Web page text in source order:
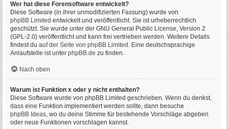
Wer hat diese Forensoftware entwickelt?
Diese Software (in ihrer unmodifizierten Fassung) wurde von
phpBB Limited entwickelt und veröffentlicht. Sie ist urheberrechtlich
geschützt. Sie wurde unter der GNU General Public License, Version 2
(GPL-2.0) veröffentlicht und kann frei vertrieben werden. Weitere Details
findest du auf der Seite von phpBB Limited . Eine deutschsprachige
Anlaufstelle ist unter phpBB.de zu finden.
Nach oben
Warum ist Funktion x oder y nicht enthalten?
Diese Software wurde von phpBB Limited geschrieben. Wenn du denkst,
dass eine Funktion implementiert werden sollte, dann besuche
phpBB Ideas, wo du deine Stimme für bestehende Vorschläge abgeben
oder neue Funktionen vorschlagen kannst.